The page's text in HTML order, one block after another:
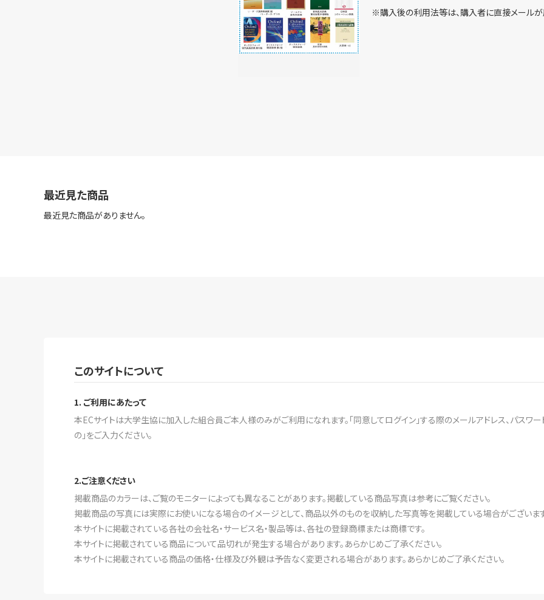
※購入後の利用法等は、購入者に直接メールが
最近見た商品
最近見た商品がありません。
このサイトについて
1. ご利用にあたって
本ECサイトは大学生協に加入した組合員ご本人様のみがご利用になれます。「同意してログイン」する際のメールアドレス、パスワ
の」をご入力ください。
2.ご注意ください
掲載商品のカラーは、ご覧のモニターによっても異なることがあります。掲載している商品写真は参考にご覧ください。
掲載商品の写真には実際にお使いになる場合のイメージとして、商品以外のものを収納した写真等を掲載している場合がございます
本サイトに掲載されている各社の会社名・サービス名・製品等は、各社の登録商標または商標です。
本サイトに掲載されている商品について品切れが発生する場合があります。あらかじめご了承ください。
本サイトに掲載されている商品の価格・仕様及び外観は予告なく変更される場合があります。あらかじめご了承ください。